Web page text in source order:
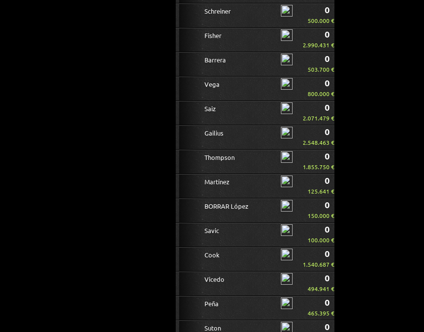
Schreiner 0
500.000 €
Fisher 0
2.990.431 €
Barrera 0
503.700 €
Vega 0
800.000 €
Saiz 0
2.071.479 €
Gailius 0
2.548.463 €
Thompson 0
1.855.750 €
Martínez 0
125.641 €
BORRAR López 0
150.000 €
Savic 0
100.000 €
Cook 0
1.540.687 €
Vicedo 0
494.941 €
Peña 0
465.395 €
Suton 0